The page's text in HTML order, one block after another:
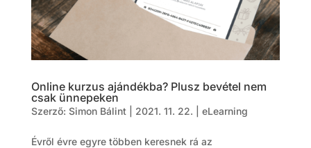
Online kurzus ajándékba? Plusz bevétel nem
csak ünnepeken
Szerző: Simon Bálint| 2021. 11. 22. eLearning
Évről évre egyre többen keresnek rá az